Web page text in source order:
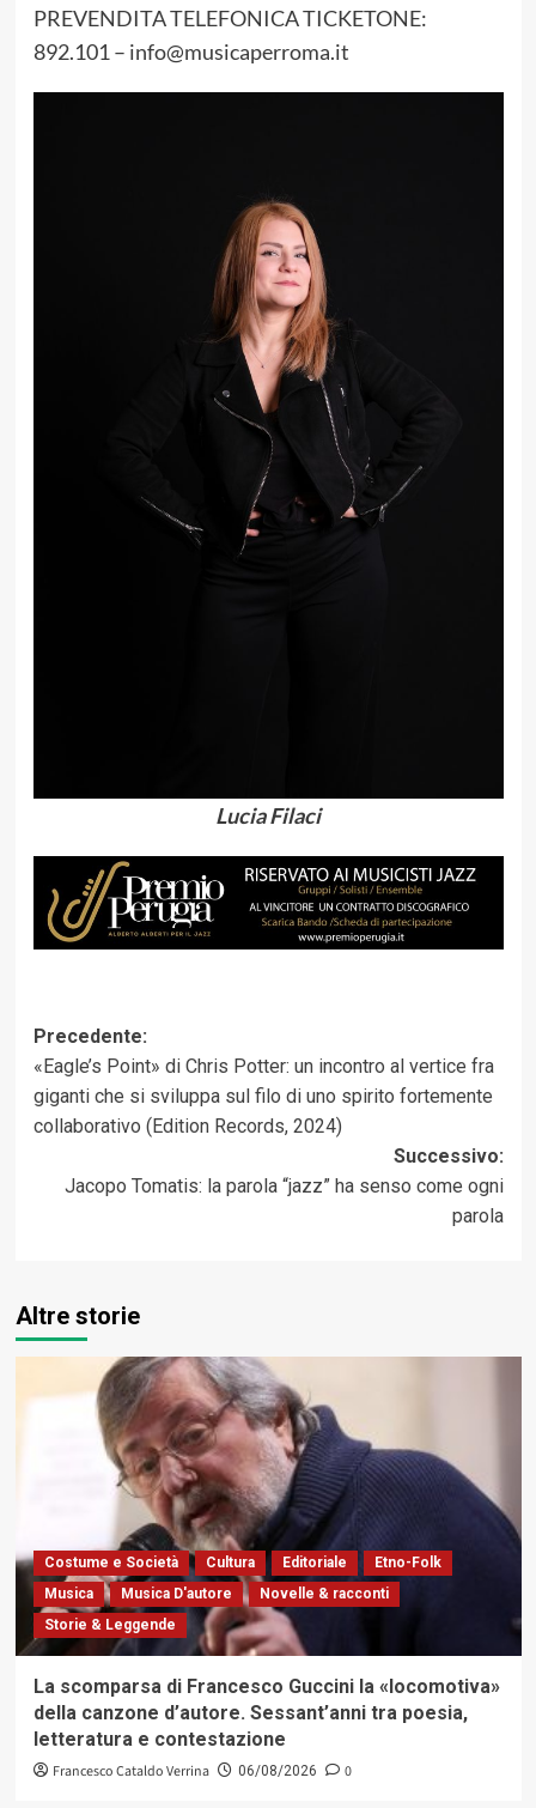
PREVENDITA TELEFONICA TICKETONE:
892.101 – info@musicaperroma.it
Lucia Filaci
Navigazione
articolo
Precedente:
«Eagle’s Point» di Chris Potter: un incontro al vertice fra
giganti che si sviluppa sul filo di uno spirito fortemente
collaborativo (Edition Records, 2024)
Successivo:
Jacopo Tomatis: la parola “jazz” ha senso come ogni
parola
Altre storie
Costume e Società Cultura Editoriale
Etno-Folk
Musica
Musica D'autore
Novelle & racconti
Storie & Leggende
La scomparsa di Francesco Guccini la «locomotiva»
della canzone d’autore. Sessant’anni tra poesia,
letteratura e contestazione
Francesco Cataldo Verrina 06/08/2026 0